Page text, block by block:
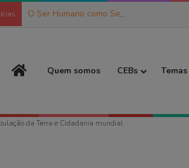
O Ser Humano como Ser de Práxis (6)
Página Inicial
Quem somos CEBs Temas
da Terra e Cidadania mundial